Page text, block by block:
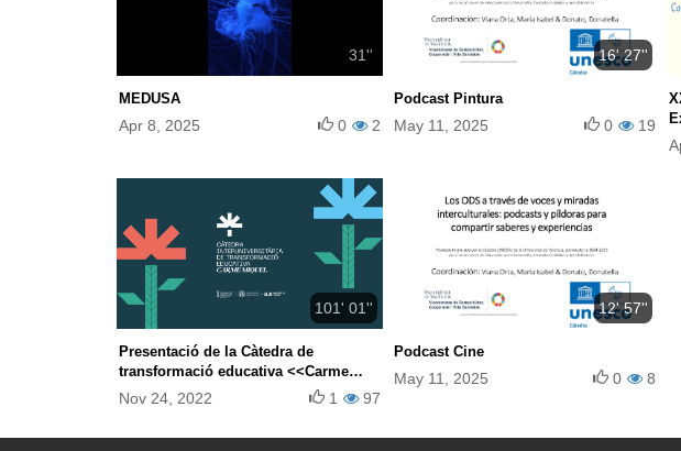
31''
MEDUSA
Apr 8, 2025 2
0
16' 27''
Podcast Pintura
May 11, 2025 19
0
101' 01''
Presentació de la Càtedra de
transformació educativa <<Carme
Miquel>>
Nov 24, 2022 97
1
12' 57''
Podcast Cine
May 11, 2025 8
0